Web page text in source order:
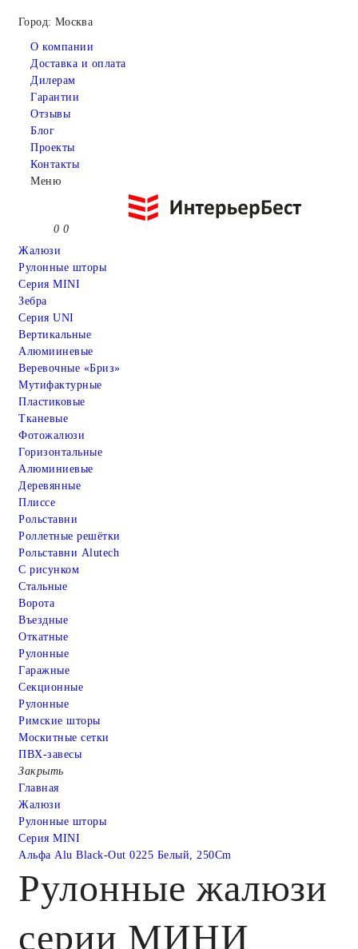
Город: Москва
О компании
Доставка и оплата
Дилерам
Гарантии
Отзывы
Блог
Проекты
Контакты
Меню
0 0
Жалюзи
Рулонные шторы
Серия MINI
Зебра
Серия UNI
Вертикальные
Алюмииневые
Веревочные «Бриз»
Мутифактурные
Пластиковые
Тканевые
Фотожалюзи
Горизонтальные
Алюминиевые
Деревянные
Плиссе
Рольставни
Роллетные решётки
Рольставни Alutech
С рисунком
Стальные
Ворота
Въездные
Откатные
Рулонные
Гаражные
Cекционные
Рулонные
Римские шторы
Москитные сетки
ПВХ-завесы
Закрыть
Главная
Жалюзи
Рулонные шторы
Серия MINI
Альфа Alu Black-Out 0225 Белый, 250Cm
Рулонные жалюзи
серии МИНИ